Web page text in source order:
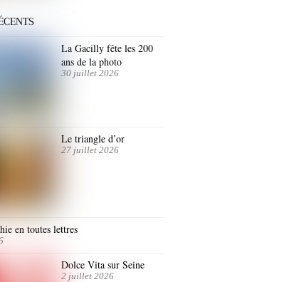
La Gacilly fête les 200
ans de la photo
30 juillet 2026
Le triangle d’or
27 juillet 2026
en toutes lettres
Dolce Vita sur Seine
2 juillet 2026